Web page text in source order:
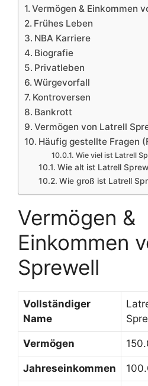
Vermögen & Einkommen
Frühes Leben
NBA Karriere
Biografie
Privatleben
Würgevorfall
Kontroversen
Bankrott
Vermögen von Latrell
Häufig gestellte Fragen
Wie viel ist Latrell
Wie alt ist Latrell
Wie groß ist Latrell
Vermögen &
Einkommen
Sprewell
Vollständiger
Name
Vermögen
Jahreseinkommen